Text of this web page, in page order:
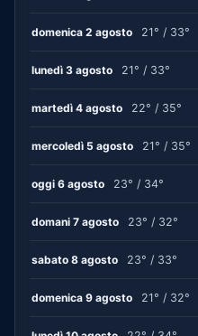
domenica 2 agosto 21° / 33°
lunedì 3 agosto 21° / 33°
martedì 4 agosto 22° / 35°
mercoledì 5 agosto 21° / 35°
oggi 6 agosto 23° / 34°
domani 7 agosto 23° / 32°
sabato 8 agosto 23° / 33°
domenica 9 agosto 21° / 32°